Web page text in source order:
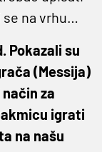
na vrhu…
Pokazali su
(Messija)
za
igrati
na našu